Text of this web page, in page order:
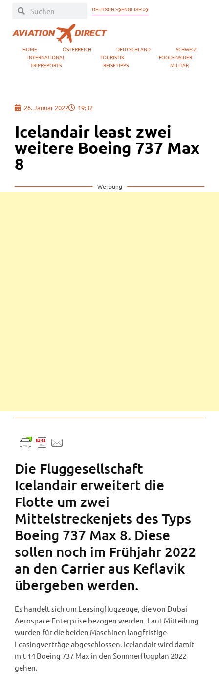
DEUTSCH » ENGLISH »
HOME ÖSTERREICH DEUTSCHLAND
SCHWEIZ
INTERNATIONAL
TOURISTIK
FOOD-INSIDER
TRIPREPORTS
REISETIPPS MILITÄR
26. Januar 2022 19:32
Icelandair least zwei
weitere Boeing 737 Max
8
Werbung
Die Fluggesellschaft
Icelandair erweitert die
Flotte um zwei
Mittelstreckenjets des Typs
Boeing 737 Max 8. Diese
sollen noch im Frühjahr 2022
an den Carrier aus Keflavik
übergeben werden.
Es handelt sich um Leasingflugzeuge, die von Dubai
Aerospace Enterprise bezogen werden. Laut Mitteilung
wurden für die beiden Maschinen langfristige
Leasingverträge abgeschlossen. Icelandair wird damit
mit 14 Boeing 737 Max in den Sommerflugplan 2022
gehen.